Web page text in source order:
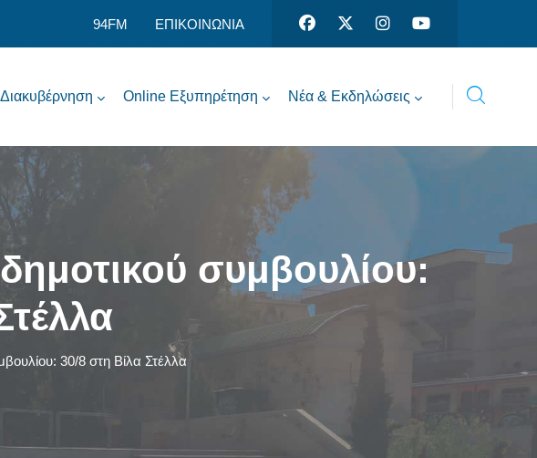
94FM ΕΠΙΚΟΙΝΩΝΙΑ
Διακυβέρνηση Online Εξυπηρέτηση Νέα & Εκδηλώσεις
συμβουλίου:
30/8 στη Βίλα Στέλλα